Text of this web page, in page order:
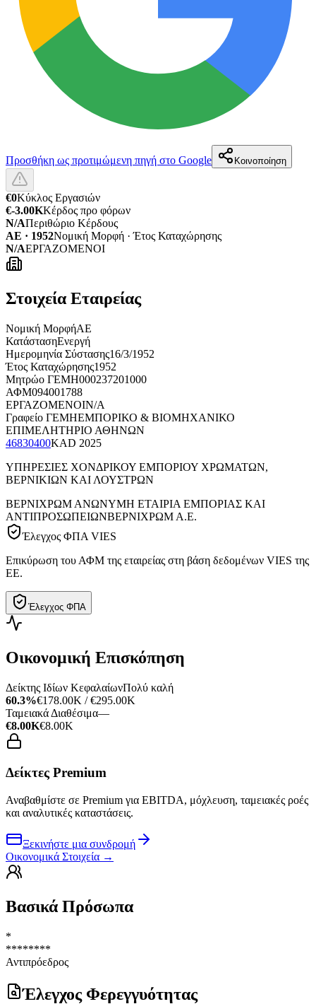
Προσθήκη ως προτιμώμενη πηγή στο Google Κοινοποίηση
€0Κύκλος Εργασιών
€-3.00KΚέρδος προ φόρων
N/AΠεριθώριο Κέρδους
ΑΕ · 1952Νομική Μορφή · Έτος Καταχώρησης
N/AΕΡΓΑΖΟΜΕΝΟΙ
Στοιχεία Εταιρείας
Νομική ΜορφήΑΕ
ΚατάστασηΕνεργή
Ημερομηνία Σύστασης16/3/1952
Έτος Καταχώρησης1952
Μητρώο ΓΕΜΗ000237201000
ΑΦΜ094001788
ΕΡΓΑΖΟΜΕΝΟΙN/A
Γραφείο ΓΕΜΗΕΜΠΟΡΙΚΟ & ΒΙΟΜΗΧΑΝΙΚΟ
ΕΠΙΜΕΛΗΤΗΡΙΟ ΑΘΗΝΩΝ
46830400KAD 2025
ΥΠΗΡΕΣΙΕΣ ΧΟΝΔΡΙΚΟΥ ΕΜΠΟΡΙΟΥ ΧΡΩΜΑΤΩΝ,
ΒΕΡΝΙΚΙΩΝ ΚΑΙ ΛΟΥΣΤΡΩΝ
ΒΕΡΝΙΧΡΩΜ ΑΝΩΝΥΜΗ ΕΤΑΙΡΙΑ ΕΜΠΟΡΙΑΣ ΚΑΙ
ΑΝΤΙΠΡΟΣΩΠΕΙΩΝΒΕΡΝΙΧΡΩΜ Α.Ε.
Έλεγχος ΦΠΑ VIES
Επικύρωση του ΑΦΜ της εταιρείας στη βάση δεδομένων VIES της
ΕΕ.
Έλεγχος ΦΠΑ
Οικονομική Επισκόπηση
Δείκτης Ιδίων ΚεφαλαίωνΠολύ καλή
60.3%€178.00K / €295.00K
Ταμειακά Διαθέσιμα—
€8.00K€8.00K
Δείκτες Premium
Αναβαθμίστε σε Premium για EBITDA, μόχλευση, ταμειακές ροές
και αναλυτικές καταστάσεις.
Ξεκινήστε μια συνδρομή
Οικονομικά Στοιχεία →
Βασικά Πρόσωπα
*
********
Αντιπρόεδρος
Έλεγχος Φερεγγυότητας